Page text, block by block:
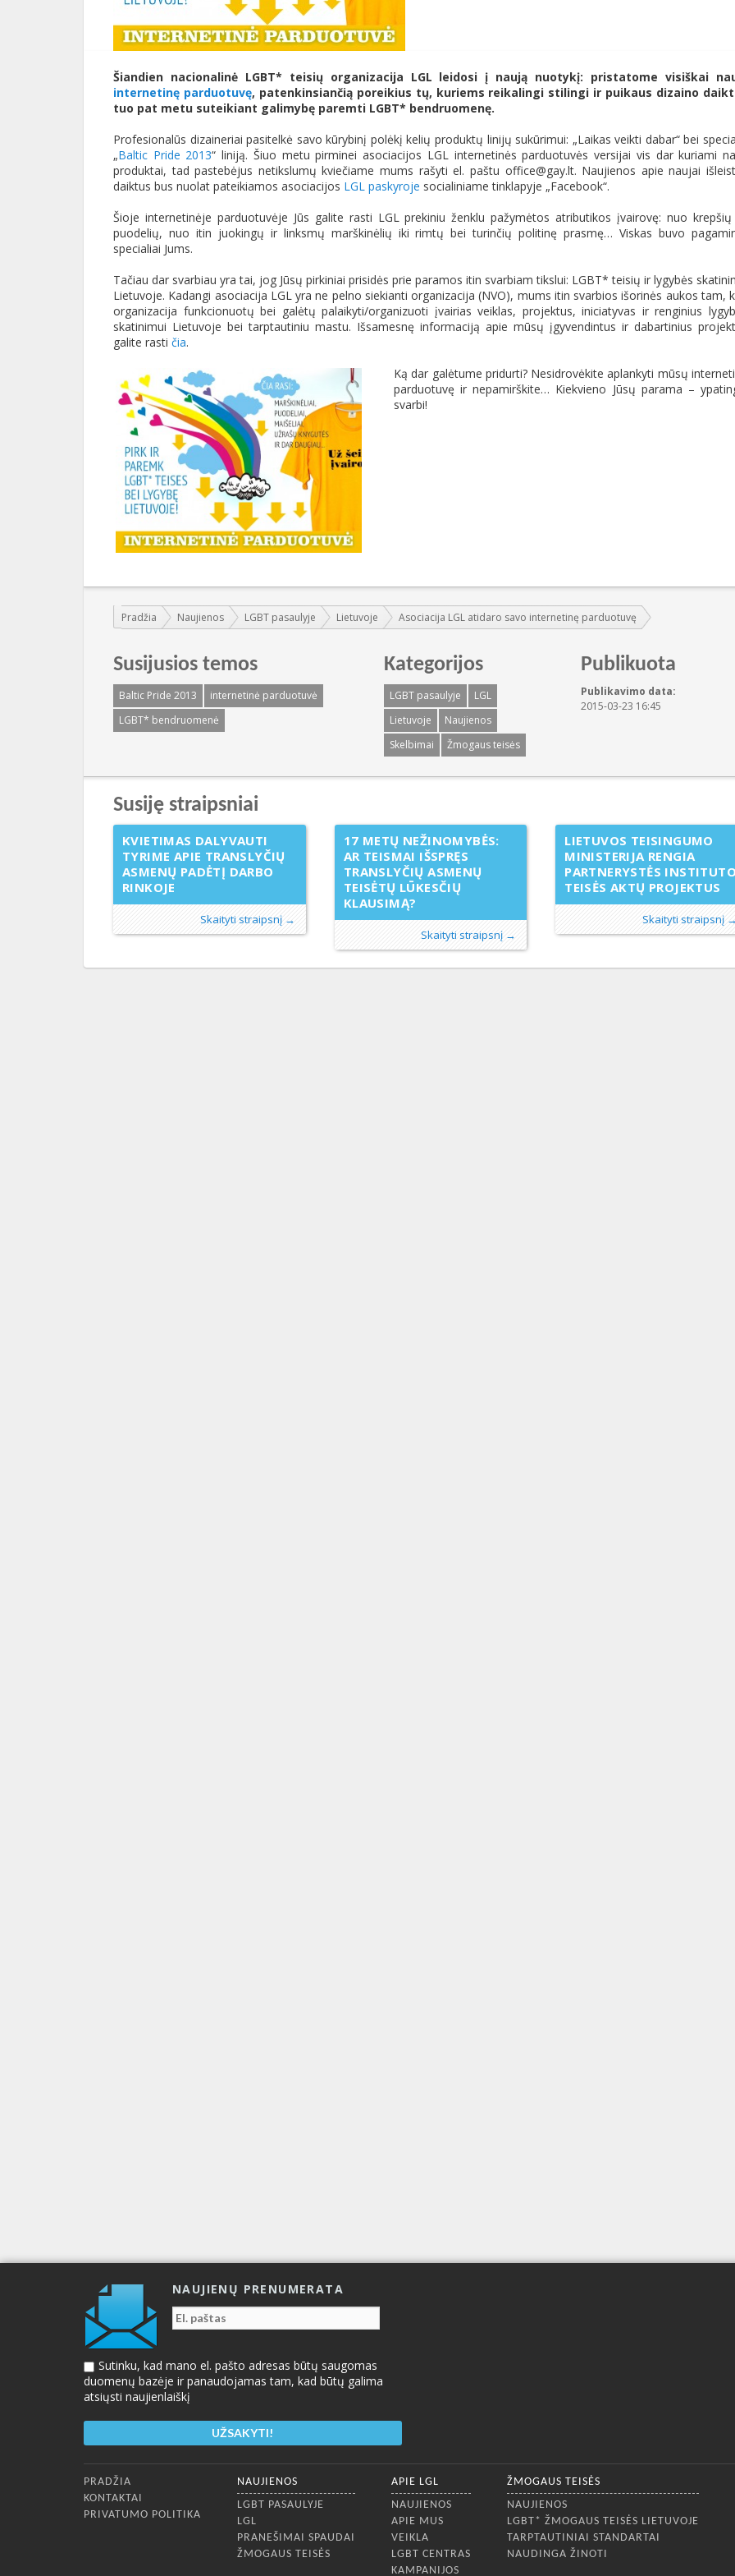
Šiandien nacionalinė LGBT* teisių organizacija LGL leidosi į naują nuotykį: pristatome visiškai
internetinę parduotuvę, patenkinsiančią poreikius tų, kuriems reikalingi stilingi ir puikaus dizaino
tuo pat metu suteikiant galimybę paremti LGBT* bendruomenę.
Profesionalūs dizaineriai pasitelkė savo kūrybinį polėkį kelių produktų linijų sukūrimui: „Laikas veikti dabar“ bei
„Baltic Pride 2013“ liniją. Šiuo metu pirminei asociacijos LGL internetinės parduotuvės versijai vis dar kuriami
produktai, tad pastebėjus netikslumų kviečiame mums rašyti el. paštu office@gay.lt. Naujienos apie naujai
daiktus bus nuolat pateikiamos asociacijos LGL paskyroje socialiniame tinklapyje „Facebook“.
Šioje internetinėje parduotuvėje Jūs galite rasti LGL prekiniu ženklu pažymėtos atributikos įvairovę: nuo
puodelių, nuo itin juokingų ir linksmų marškinėlių iki rimtų bei turinčių politinę prasmę… Viskas buvo
specialiai Jums.
Tačiau dar svarbiau yra tai, jog Jūsų pirkiniai prisidės prie paramos itin svarbiam tikslui: LGBT* teisių ir lygybės
Lietuvoje. Kadangi asociacija LGL yra ne pelno siekianti organizacija (NVO), mums itin svarbios išorinės aukos tam,
organizacija funkcionuotų bei galėtų palaikyti/organizuoti įvairias veiklas, projektus, iniciatyvas ir renginius
skatinimui Lietuvoje bei tarptautiniu mastu. Išsamesnę informaciją apie mūsų įgyvendintus ir dabartinius
galite rasti čia.
Ką dar galėtume pridurti? Nesidrovėkite aplankyti mūsų
parduotuvę ir nepamirškite… Kiekvieno Jūsų parama –
svarbi!
Jūs esate čia:
Pradžia Naujienos LGBT pasaulyje Lietuvoje Asociacija LGL atidaro savo internetinę parduotuvę
Susijusios temos
Baltic Pride 2013
internetinė parduotuvė
LGBT* bendruomenė
Kategorijos
LGBT pasaulyje
LGL
Lietuvoje
Naujienos
Skelbimai
Žmogaus teisės
Publikuota
Publikavimo data:
2015-03-23 16:45
Susiję straipsniai
KVIETIMAS DALYVAUTI
TYRIME APIE TRANSLYČIŲ
ASMENŲ PADĖTĮ DARBO
RINKOJE
Skaityti straipsnį →
17 METŲ NEŽINOMYBĖS:
AR TEISMAI IŠSPRĘS
TRANSLYČIŲ ASMENŲ
TEISĖTŲ LŪKESČIŲ
KLAUSIMĄ?
Skaityti straipsnį →
LIETUVOS TEISINGUMO
MINISTERIJA RENGIA
PARTNERYSTĖS
TEISĖS AKTŲ PROJEKTUS
Skaityti straipsnį
NAUJIENŲ PRENUMERATA
Sutinku, kad mano el. pašto adresas būtų saugomas
duomenų bazėje ir panaudojamas tam, kad būtų galima
atsiųsti naujienlaiškį
Apatinis meniu
PRADŽIA
KONTAKTAI
PRIVATUMO POLITIKA
NAUJIENOS
LGBT PASAULYJE
LGL
PRANEŠIMAI SPAUDAI
ŽMOGAUS TEISĖS
APIE LGL
NAUJIENOS
APIE MUS
VEIKLA
LGBT CENTRAS
KAMPANIJOS
ŽMOGAUS TEISĖS
NAUJIENOS
LGBT* ŽMOGAUS TEISĖS LIETUVOJE
TARPTAUTINIAI STANDARTAI
NAUDINGA ŽINOTI